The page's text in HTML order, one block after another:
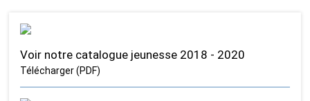
Voir notre catalogue jeunesse 2018 - 2020
Télécharger (PDF)